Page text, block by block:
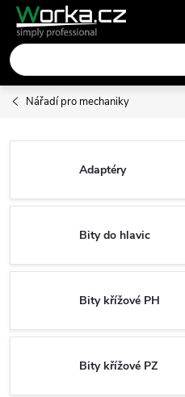
Přejít
obsah
Nářadí pro mechaniky
Adaptéry
Bity do hlavic
Bity křížové PH
Bity křížové PZ